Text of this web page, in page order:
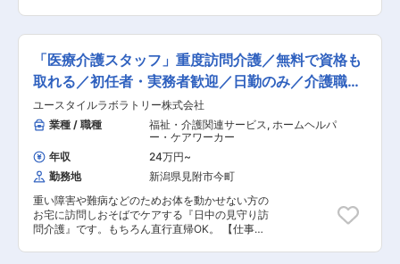
いです。しかしながら、入社後はまず先輩社員と
の同行から始まりますので、入社後いきなり顧客
い。 ■就業環境について： ・自主性を重んじる
ため、社員全員が自ら行動計画を立てて勤務して
います。自由に休暇を取得できるため、実態とし
ては平均110〜120日の休みとなっています。 ・
社員全員にiPad端末の支給をしており、社内シス
テムはクラウドで繋がっているため、各営業所の
作業を遠隔対応することができます。 変更の範
囲：会社の定める業務
教育など働きやすい環境を整えるお仕事を主にお
願いします。 質問や相談などを気軽に受けられる
頼られる社員さんとして活躍してください！ ■サ
ービス提供管理 ■介護スタッフのフォロー・指
導・育成・ケア ■ご家族との連絡 ■担当者会議へ
の出席 ■スタッフのシフト作成 ■ご利用者様ごと
のチーム管理 ■他事業所・行政相手の打合せ ■事
業部の運営、売上管理 ■営業戦略の企画と実行 ■
非常勤スタッフの採用 ◎ケアスタッフ業務 障がい
者の方、高齢者の方、一人ひとりに必要なケアを
行っていく、専門的な介護職です。 研修を通し
て、需要が非常に高い「医療的ケア」ができるプ
ロフェッショナルな介護士としても成長できま
す。 人の役に立つ仕事をしていきたい方、お待ち
しております！ ■見守り・対話：状態の変化に気
を配りながらの安全管理 ■生活介助： 家事援助
「医療介護スタッフ」重度訪問介護／無料で資格も
取れる／初任者・実務者歓迎／日勤のみ／介護職員
［Jd］
ユースタイルラボラトリー株式会社
業種 / 職種
福祉・介護関連サービス, ホームヘルパ
ー・ケアワーカー
年収
24万円~
勤務地
新潟県見附市今町
重い障害や難病などのためお体を動かせない方の
お宅に訪問しおそばでケアする『日中の見守り訪
問介護』です。もちろん直行直帰OK。 【仕事内